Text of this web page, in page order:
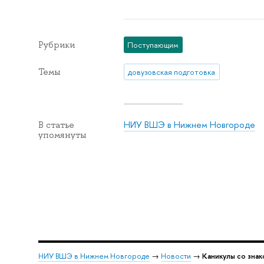
Рубрики Поступающим
Темы довузовская подготовка
В статье
упомянуты
НИУ ВШЭ в Нижнем Новгороде
НИУ ВШЭ в Нижнем Новгороде → Новости → Каникулы со